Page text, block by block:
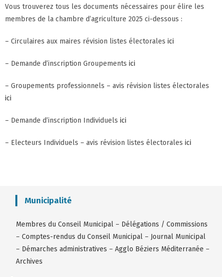
Vous trouverez tous les documents nécessaires pour élire les
membres de la chambre d’agriculture 2025 ci-dessous :
– Circulaires aux maires révision listes électorales ici
– Demande d’inscription Groupements ici
– Groupements professionnels – avis révision listes électorales
ici
– Demande d’inscription Individuels ici
– Electeurs Individuels – avis révision listes électorales ici
Municipalité
Membres du Conseil Municipal – Délégations / Commissions
–Comptes-rendus du Conseil Municipal – Journal Municipal
– Démarches administratives –Agglo Béziers Méditerranée –
Archives